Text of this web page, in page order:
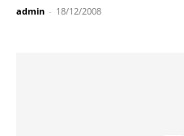
admin - 18/12/2008